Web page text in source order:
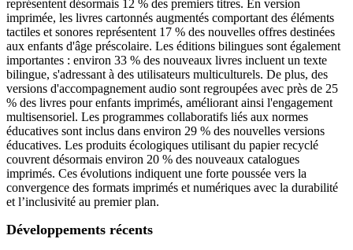
représentent désormais 12 % des premiers titres. En version
imprimée, les livres cartonnés augmentés comportant des éléments
tactiles et sonores représentent 17 % des nouvelles offres destinées
aux enfants d'âge préscolaire. Les éditions bilingues sont également
importantes : environ 33 % des nouveaux livres incluent un texte
bilingue, s'adressant à des utilisateurs multiculturels. De plus, des
versions d'accompagnement audio sont regroupées avec près de 25
% des livres pour enfants imprimés, améliorant ainsi l'engagement
multisensoriel. Les programmes collaboratifs liés aux normes
éducatives sont inclus dans environ 29 % des nouvelles versions
éducatives. Les produits écologiques utilisant du papier recyclé
couvrent désormais environ 20 % des nouveaux catalogues
imprimés. Ces évolutions indiquent une forte poussée vers la
convergence des formats imprimés et numériques avec la durabilité
et l’inclusivité au premier plan.
Développements récents